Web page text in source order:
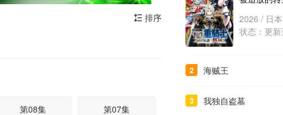
2020 异种族
类型： /
2020
 排序
第08集 第07集
2026 / 日
状态：更
2 海贼王
3 我独自盗墓